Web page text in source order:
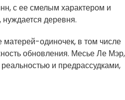
с ее смелым характером и
деревня.
одиночек, в том числе
обновления. Месье Ле Мэр,
и предрассудками,